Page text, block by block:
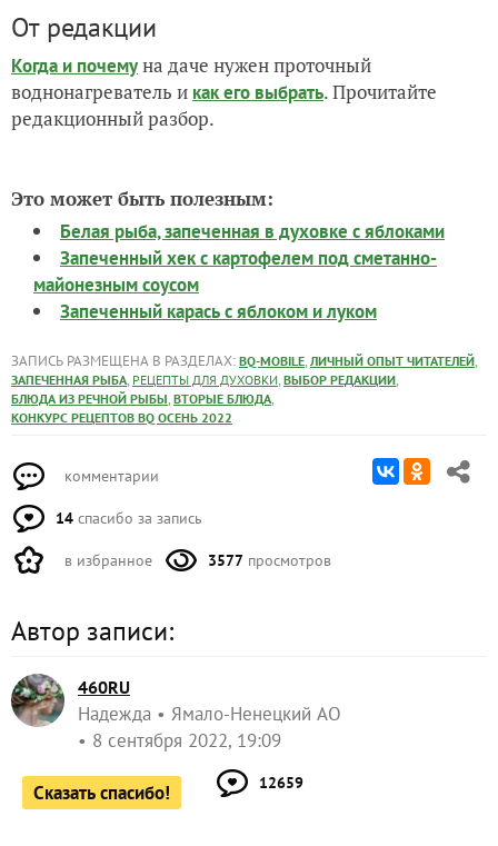
От редакции
Когда и почемуна даче нужен проточный
воднонагреватель и как его выбрать. Прочитайте
редакционный разбор.
Это может быть полезным:
Белая рыба, запеченная в духовке с яблоками
Запеченный хек с картофелем под сметанно-
майонезным соусом
Запеченный карась с яблоком и луком
ЗАПИСЬ РАЗМЕЩЕНА В РАЗДЕЛАХ: BQ-MOBILE, ЛИЧНЫЙ ОПЫТ ЧИТАТЕЛЕЙ,
ЗАПЕЧЕННАЯ РЫБА, РЕЦЕПТЫ ДЛЯ ДУХОВКИ, ВЫБОР РЕДАКЦИИ,
БЛЮДА ИЗ РЕЧНОЙ РЫБЫ, ВТОРЫЕ БЛЮДА,
КОНКУРС РЕЦЕПТОВ BQ ОСЕНЬ 2022
комментарии
14 спасибо за запись
в избранное 3577 просмотров
Автор записи:
460RU
Надежда
Ямало-Ненецкий АО
8 сентября 2022, 19:09
Сказать спасибо! 12659